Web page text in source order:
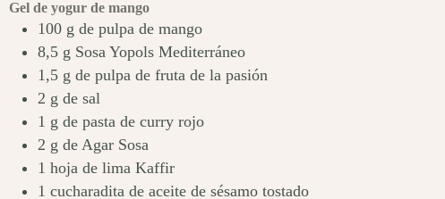
Gel de yogur de mango
100 g de pulpa de mango
8,5 g Sosa Yopols Mediterráneo
1,5 g de pulpa de fruta de la pasión
2 g de sal
1 g de pasta de curry rojo
2 g de Agar Sosa
1 hoja de lima Kaffir
1 cucharadita de aceite de sésamo tostado